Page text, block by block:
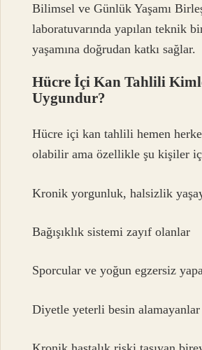
Bilimsel ve Günlük Yaşamı
laboratuvarında yapılan teknik
yaşamına doğrudan katkı sağlar.
Hücre İçi Kan Tahlili
Uygundur?
Hücre içi kan tahlili hemen
olabilir ama özellikle şu kişiler
Kronik yorgunluk, halsizlik
Bağışıklık sistemi zayıf olanlar
Sporcular ve yoğun egzersiz
Diyetle yeterli besin alamayanlar